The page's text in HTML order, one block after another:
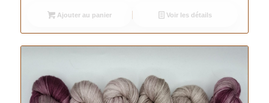
Ajouter au panier Voir les détails